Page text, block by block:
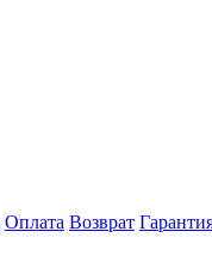
Оплата Возврат